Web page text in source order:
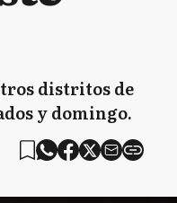
distritos de
y domingo.